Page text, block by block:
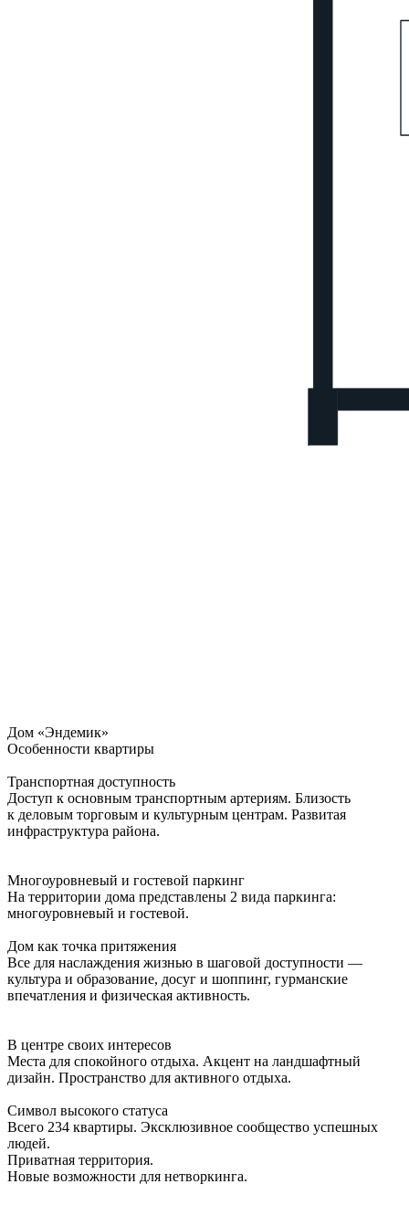
Дом «Эндемик»
Особенности квартиры
Транспортная доступность
Доступ к основным транспортным артериям. Близость
к деловым торговым и культурным центрам. Развитая
инфраструктура района.
Многоуровневый и гостевой паркинг
На территории дома представлены 2 вида паркинга:
многоуровневый и гостевой.
Дом как точка притяжения
Все для наслаждения жизнью в шаговой доступности —
культура и образование, досуг и шоппинг, гурманские
впечатления и физическая активность.
В центре своих интересов
Места для спокойного отдыха. Акцент на ландшафтный
дизайн. Пространство для активного отдыха.
Символ высокого статуса
Всего 234 квартиры. Эксклюзивное сообщество успешных
людей.
Приватная территория.
Новые возможности для нетворкинга.